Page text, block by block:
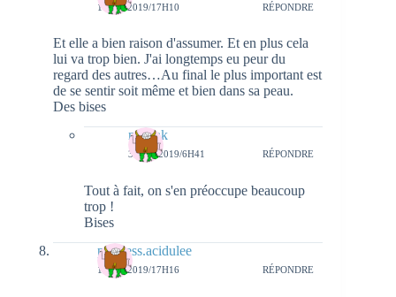
1 MAI 2019/17H10 RÉPONDRE
Et elle a bien raison d'assumer. Et en plus cela
lui va trop bien. J'ai longtemps eu peur du
regard des autres…Au final le plus important est
de se sentir soit même et bien dans sa peau.
Des bises
natieak
3 MAI 2019/6H41 RÉPONDRE
Tout à fait, on s'en préoccupe beaucoup
trop !
Bises
princess.acidulee
1 MAI 2019/17H16 RÉPONDRE